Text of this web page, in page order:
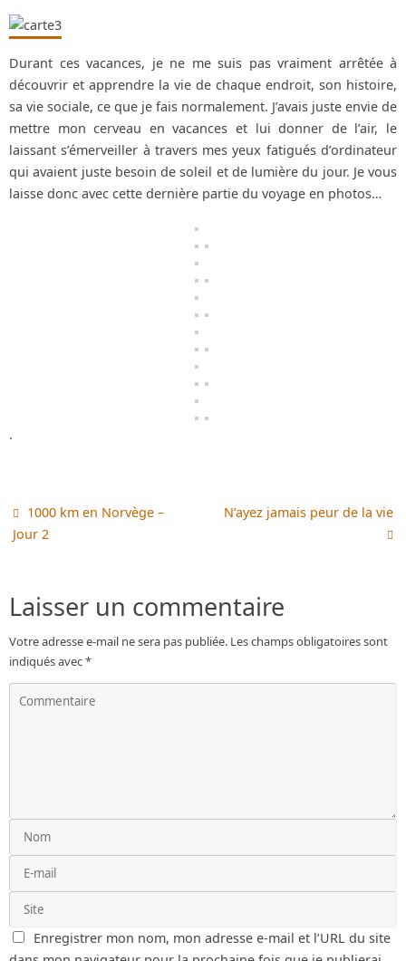
Durant ces vacances, je ne me suis pas vraiment arrêtée à
découvrir et apprendre la vie de chaque endroit, son histoire,
sa vie sociale, ce que je fais normalement. J’avais juste envie de
mettre mon cerveau en vacances et lui donner de l’air, le
laissant s’émerveiller à travers mes yeux fatigués d’ordinateur
qui avaient juste besoin de soleil et de lumière du jour. Je vous
laisse donc avec cette dernière partie du voyage en photos…
.
1000 km en Norvège –
Jour 2
N’ayez jamais peur de la vie
Laisser un commentaire
Votre adresse e-mail ne sera pas publiée. Les champs obligatoires sont
indiqués avec*
Enregistrer mon nom, mon adresse e-mail et l’URL du site